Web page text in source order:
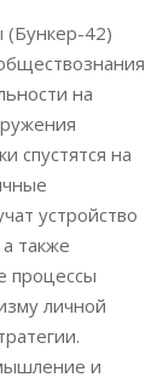
(Бункер-42)
на
спустятся на
устройство
также
процессы
личной
и